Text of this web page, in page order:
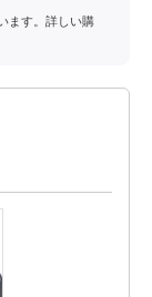
ます。詳しい購